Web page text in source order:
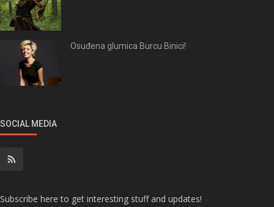
Osuđena glumica Burcu Binici!
SOCIAL MEDIA
Subscribe here to get interesting stuff and updates!